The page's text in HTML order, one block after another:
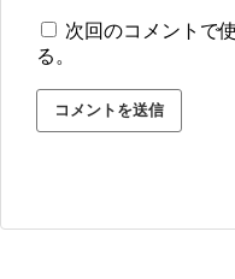
次回のコメントで
る。